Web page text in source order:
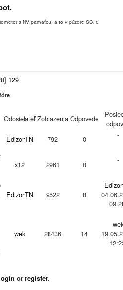
s NV pamäťou, a to v púzdre SC70.
] 129
Odosielateľ Zobrazenia Odpovede
EdizonTN 792 0 -
x12 2961 0
-
EdizonTN 9522 8
wek 28436 14
wek
mminar7 5913
or register.